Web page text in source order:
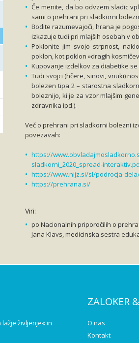
Če menite, da bo odvzem sladic
sami o prehrani pri sladkorni
Bodite razumevajoči, hrana je
izkazuje tudi pri mlajših osebah v
Poklonite jim svojo strpnost,
poklon, kot poklon »dragih
Kupovanje izdelkov za diabetike
Tudi svojci (hčere, sinovi, vnuki)
bolezen tipa 2 – starostna
boleznijo, ki je za vzor mlajšim
zdravnika ipd.).
Več o prehrani pri sladkorni bolezni
povezavah:
https://
sladkorni_2020_spread-
https://www.nijz.si/sl/podrocja-
https://prehrana.si/
Viri:
po Nacionalnih priporočilih o
Jana Klavs, medicinska sestra
življenje« in
ZALOKER
O nas
Kontakt